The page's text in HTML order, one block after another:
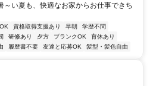
～い夏も、快適なお家からお仕事できち
資格取得支援あり 早朝
学歴不問
研修あり 夕方 ブランクOK
育休あり
履歴書不要 友達と応募OK 髪型・髪色自由